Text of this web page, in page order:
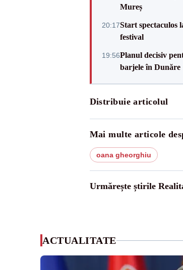
Mureș
20:17Start spectaculos
festival
19:56Planul decisiv
barjele în Dunăre
Distribuie articolul
Mai multe articole
oana gheorghiu
Urmărește știrile
ACTUALITATE